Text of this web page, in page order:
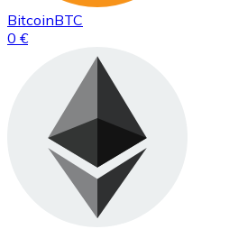
BitcoinBTC
0 €